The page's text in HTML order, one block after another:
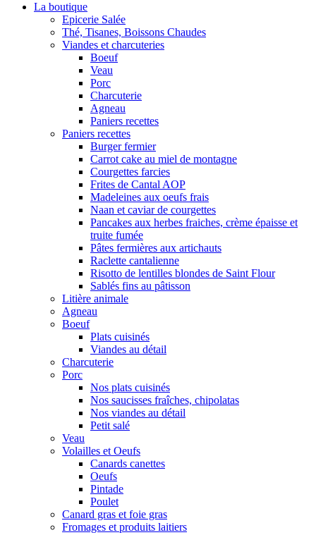
La boutique
Epicerie Salée
Thé, Tisanes, Boissons Chaudes
Viandes et charcuteries
Boeuf
Veau
Porc
Charcuterie
Agneau
Paniers recettes
Paniers recettes
Burger fermier
Carrot cake au miel de montagne
Courgettes farcies
Frites de Cantal AOP
Madeleines aux oeufs frais
Naan et caviar de courgettes
Pancakes aux herbes fraiches, crème épaisse et
truite fumée
Pâtes fermières aux artichauts
Raclette cantalienne
Risotto de lentilles blondes de Saint Flour
Sablés fins au pâtisson
Litière animale
Agneau
Boeuf
Plats cuisinés
Viandes au détail
Charcuterie
Porc
Nos plats cuisinés
Nos saucisses fraîches, chipolatas
Nos viandes au détail
Petit salé
Veau
Volailles et Oeufs
Canards canettes
Oeufs
Pintade
Poulet
Canard gras et foie gras
Fromages et produits laitiers